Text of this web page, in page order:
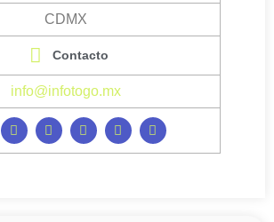
CDMX
Contacto
info@infotogo.mx